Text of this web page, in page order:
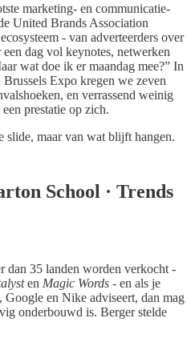
marketing- en communicatie-
United Brands Association
- van adverteerders over
dag vol keynotes, netwerken
wat doe ik er maandag mee?” In
Expo kregen we zeven
en verrassend weinig
prestatie op zich.
maar van wat blijft hangen.
School · Trends
dan 35 landen worden verkocht -
en Magic Words - en als je
Google en Nike adviseert, dan mag
onderbouwd is. Berger stelde